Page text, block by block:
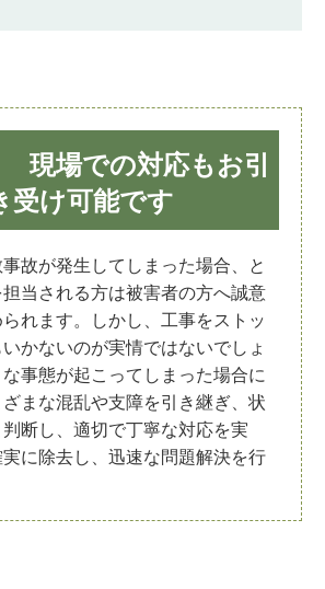
現場での対応もお引
受け可能です
故が発生してしまった場合、と
担当される方は被害者の方へ誠意
れます。しかし、工事をストッ
かないのが実情ではないでしょ
事態が起こってしまった場合に
まな混乱や支障を引き継ぎ、状
断し、適切で丁寧な対応を実
に除去し、迅速な問題解決を行